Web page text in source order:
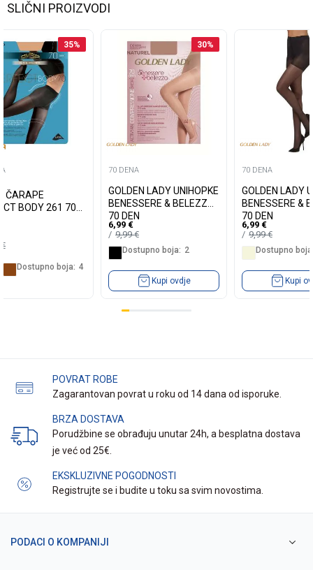
SLIČNI PROIZVODI
35%
ČARAPE
BODY 261 70
€
Dostupno boja: 4
30%
70 DENA
GOLDEN LADY UNIHOPKE
BENESSERE & BELEZZA
70 DEN
6,99 €
9,99€
Dostupno boja: 2
Kupi ovdje
70 DENA
GOLDEN LADY
BENESSERE &
70 DEN
6,99 €
9,99€
Dostupno
Kupi
POVRAT ROBE
Zagarantovan povrat u roku od 14 dana od isporuke.
BRZA DOSTAVA
Porudžbine se obrađuju unutar 24h, a besplatna dostava
je već od 25€.
EKSKLUZIVNE POGODNOSTI
Registrujte se i budite u toku sa svim novostima.
PODACI O KOMPANIJI